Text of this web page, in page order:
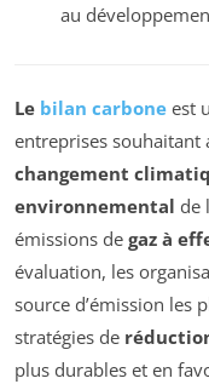
au
Le bilan carbone est
entreprises souhaitant
changement
environnemental de
émissions de gaz à
évaluation, les
source d’émission les
stratégies de
plus durables et en